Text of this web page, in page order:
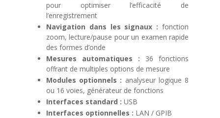
pour optimiser l’efficacité de
l’enregistrement
Navigation dans les signaux : fonction
zoom, lecture/pause pour un examen rapide
des formes d’onde
Mesures automatiques : 36 fonctions
offrant de multiples options de mesure
Modules optionnels : analyseur logique 8
ou 16 voies, générateur de fonctions
Interfaces standard : USB
Interfaces optionnelles : LAN / GPIB